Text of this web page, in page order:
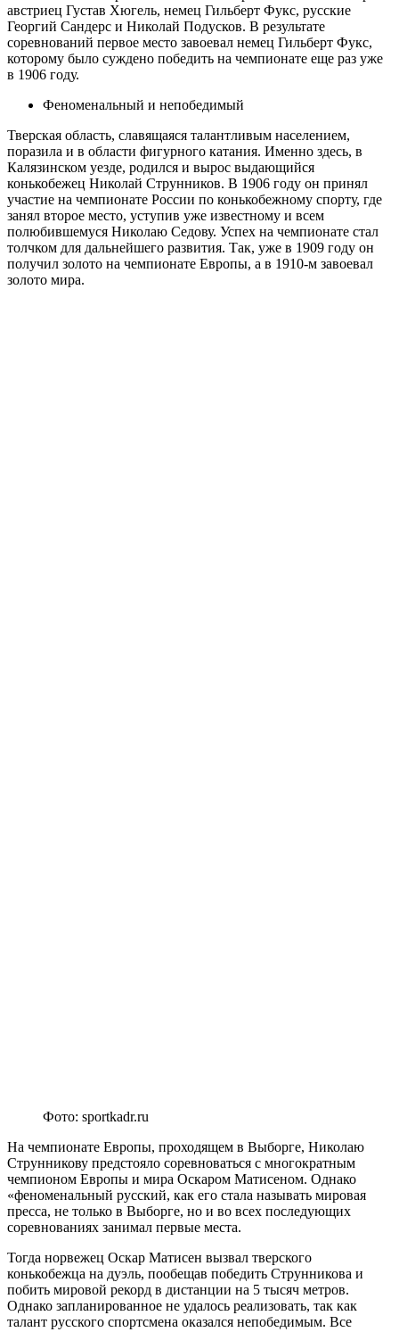
австриец Густав Хюгель, немец Гильберт Фукс, русские
Георгий Сандерс и Николай Подусков. В результате
соревнований первое место завоевал немец Гильберт Фукс,
которому было суждено победить на чемпионате еще раз уже
в 1906 году.
Феноменальный и непобедимый
Тверская область, славящаяся талантливым населением,
поразила и в области фигурного катания. Именно здесь, в
Калязинском уезде, родился и вырос выдающийся
конькобежец Николай Струнников. В 1906 году он принял
участие на чемпионате России по конькобежному спорту, где
занял второе место, уступив уже известному и всем
полюбившемуся Николаю Седову. Успех на чемпионате стал
толчком для дальнейшего развития. Так, уже в 1909 году он
получил золото на чемпионате Европы, а в 1910-м завоевал
золото мира.
Фото: sportkadr.ru
На чемпионате Европы, проходящем в Выборге, Николаю
Струнникову предстояло соревноваться с многократным
чемпионом Европы и мира Оскаром Матисеном. Однако
«феноменальный русский, как его стала называть мировая
пресса, не только в Выборге, но и во всех последующих
соревнованиях занимал первые места.
Тогда норвежец Оскар Матисен вызвал тверского
конькобежца на дуэль, пообещав победить Струнникова и
побить мировой рекорд в дистанции на 5 тысяч метров.
Однако запланированное не удалось реализовать, так как
талант русского спортсмена оказался непобедимым. Все